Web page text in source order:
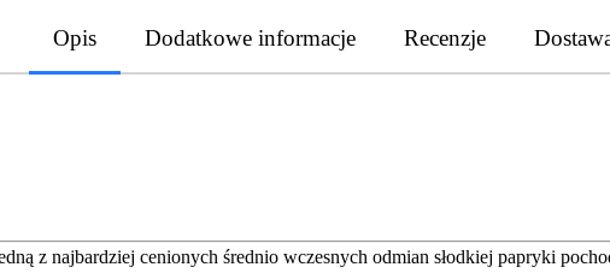
Opis Dodatkowe informacje Recenzje
z najbardziej cenionych średnio wczesnych odmian słodkiej papryki